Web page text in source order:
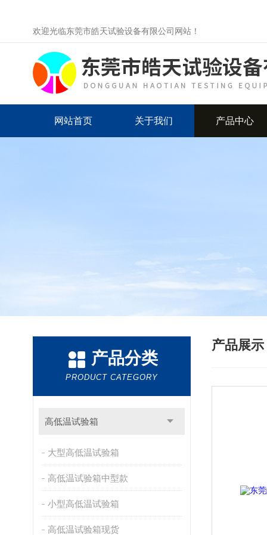
欢迎光临东莞市皓天试验设备有限公司网站！
网站首页 关于我们 产品中心
产品分类
PRODUCT CATEGORY
高低温试验箱
大型高低温试验箱
高低温试验箱中型款
小型高低温试验箱
高低温试验箱现货
产品展示